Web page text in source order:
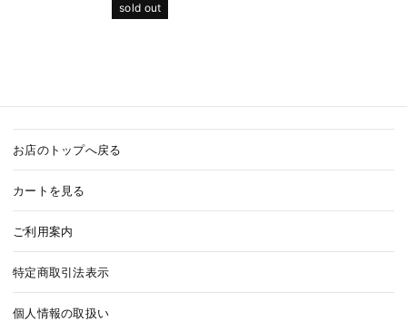
sold out
お店のトップへ戻る
カートを見る
ご利用案内
特定商取引法表示
個人情報の取扱い